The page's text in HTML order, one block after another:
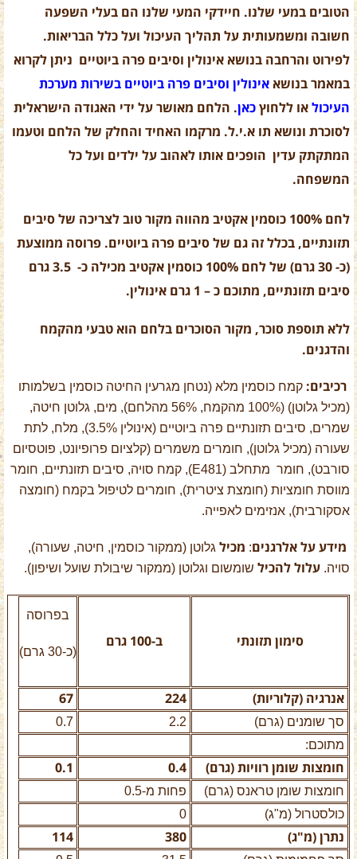
הטובים במעי שלנו. חיידקי המעי שלנו הם בעלי השפעה
חשובה ומשמעותית על תהליך העיכול ועל כלל הבריאות.
לפירוט והרחבה בנושא אינולין וסיבים פרה ביוטיים ניתן לקרוא
במאמר בנושא אינולין וסיבים פרה ביוטיים בשירות מערכת
העיכולאו ללחוץ כאן. הלחם מאושר על ידי האגודה הישראלית
לסוכרת ונושא תו א.י.ל. מרקמו האחיד והחלק של הלחם וטעמו
המתקתק עדין הופכים אותו לאהוב על ילדים ועל כל
המשפחה.
לחם 100% כוסמין אקטיב מהווה מקור טוב לצריכה של סיבים
תזונתיים, בכלל זה גם של סיבים פרה ביוטיים. פרוסה ממוצעת
(כ- 30 גרם) של לחם 100% כוסמין אקטיב מכילה כ- 3.5 גרם
סיבים תזונתיים, מתוכם כ – 1 גרם אינולין.
ללא תוספת סוכר, מקור הסוכרים בלחם הוא טבעי מהקמח
והדגנים.
רכיבים: קמח כוסמין מלא (נטחן מגרעין החיטה כוסמין בשלמותו
(מכיל גלוטן) (100% מהקמח, 56% מהלחם), מים, גלוטן חיטה,
שמרים, סיבים תזונתיים פרה ביוטיים (אינולין 3.5%), מלח, לתת
שעורה (מכיל גלוטן), חומרים משמרים (קלציום פרופיונט, פוטסיום
סורבט), חומר מתחלב (E481), קמח סויה, סיבים תזונתיים, חומר
מווסת חומציות (חומצת ציטרית), חומרים לטיפול בקמח (חומצה
אסקורבית), אנזימים לאפייה.
מידע על אלרגנים: מכילגלוטן (ממקור כוסמין, חיטה, שעורה),
סויה. עלול להכילשומשום וגלוטן (ממקור שיבולת שועל ושיפון).
סימון תזונתי ב-100 גרם
בפרוסה
(כ-30 גרם)
אנרגיה (קלוריות) 224
67
סך שומנים (גרם) 2.2
0.7
מתוכם:
חומצות שומן רוויות (גרם) 0.4
0.1
חומצות שומן טראנס (גרם)
פחות מ-0.5
כולסטרול (מ"ג)
0
נתרן (מ"ג) 380
114